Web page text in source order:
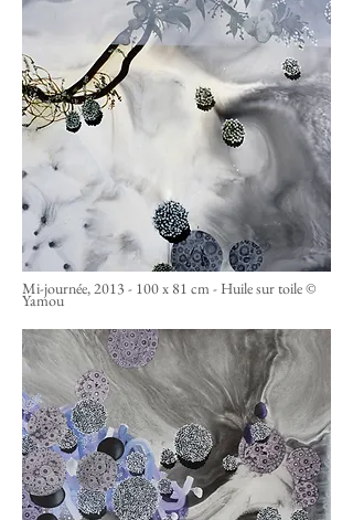
Mi-journée,2013 - 100x 81 cm - Huile sur toile ©
Yamou